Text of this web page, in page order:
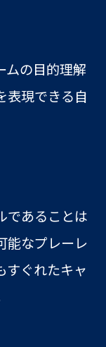
ムの目的理解
表現できる自
であることは
能なプレーレ
すぐれたキャ